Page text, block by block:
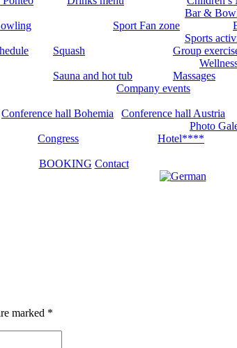
Bar &
Sport Fan zone
Sports
Squash Group
Sauna and hot tub
Massages
Company events
Conference hall Bohemia Conference hall Austria
Photo
Congress Hotel****
BOOKING Contact
marked *